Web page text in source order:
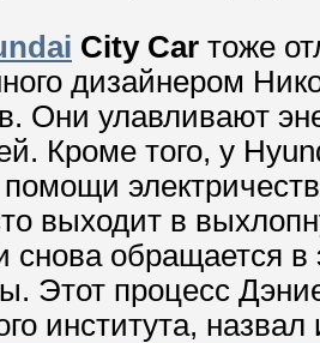
City Car тоже
дизайнером
Они улавливают
Кроме того, у
выходит в
снова обращается
Этот процесс
института,